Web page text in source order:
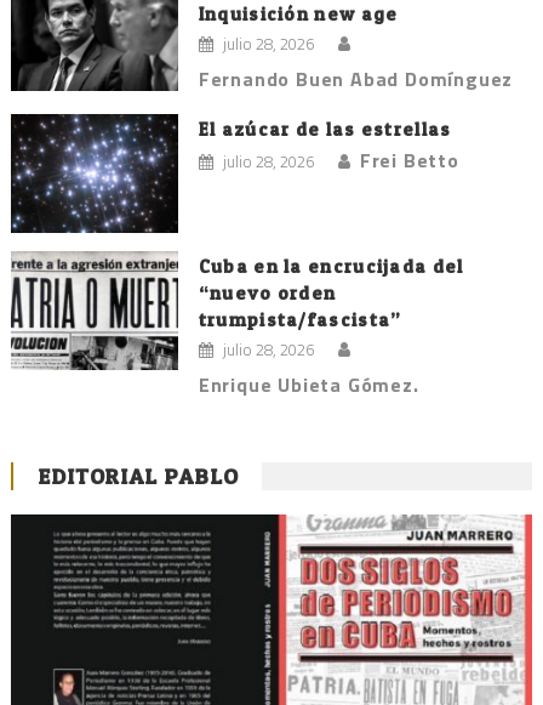
Inquisición new age
julio 28, 2026
Fernando Buen Abad Domínguez
El azúcar de las estrellas
julio 28, 2026 Frei Betto
Cuba en la encrucijada del
“nuevo orden
trumpista/fascista”
julio 28, 2026
Enrique Ubieta Gómez.
EDITORIAL PABLO